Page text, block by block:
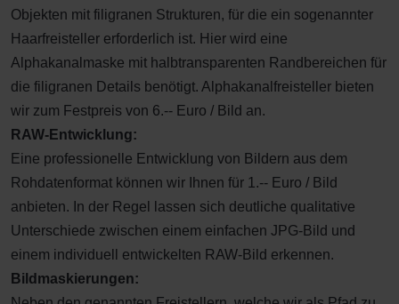
Objekten mit filigranen Strukturen, für die ein sogenannter
Haarfreisteller erforderlich ist. Hier wird eine
Alphakanalmaske mit halbtransparenten Randbereichen für
die filigranen Details benötigt. Alphakanalfreisteller bieten
wir zum Festpreis von 6.-- Euro / Bild an.
RAW-Entwicklung:
Eine professionelle Entwicklung von Bildern aus dem
Rohdatenformat können wir Ihnen für 1.-- Euro / Bild
anbieten. In der Regel lassen sich deutliche qualitative
Unterschiede zwischen einem einfachen JPG-Bild und
einem individuell entwickelten RAW-Bild erkennen.
Bildmaskierungen: